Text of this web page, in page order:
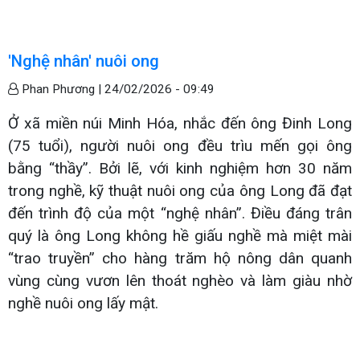
'Nghệ nhân' nuôi ong
Phan Phương | 24/02/2026 - 09:49
Ở xã miền núi Minh Hóa, nhắc đến ông Đinh Long
(75 tuổi), người nuôi ong đều trìu mến gọi ông
bằng “thầy”. Bởi lẽ, với kinh nghiệm hơn 30 năm
trong nghề, kỹ thuật nuôi ong của ông Long đã đạt
đến trình độ của một “nghệ nhân”. Điều đáng trân
quý là ông Long không hề giấu nghề mà miệt mài
“trao truyền” cho hàng trăm hộ nông dân quanh
vùng cùng vươn lên thoát nghèo và làm giàu nhờ
nghề nuôi ong lấy mật.